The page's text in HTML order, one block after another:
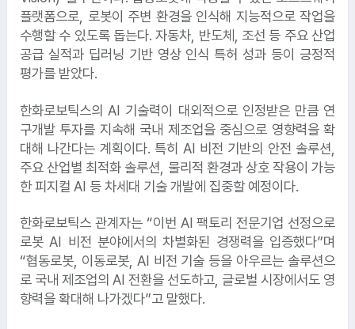
플랫폼으로, 로봇이 주변 환경을 인식해 지능적으로 작업을
수행할 수 있도록 돕는다. 자동차, 반도체, 조선 등 주요 산업
공급 실적과 딥러닝 기반 영상 인식 특허 성과 등이 긍정적
평가를 받았다.
한화로보틱스의 AI 기술력이 대외적으로 인정받은 만큼 연
구개발 투자를 지속해 국내 제조업을 중심으로 영향력을 확
대해 나간다는 계획이다. 특히 AI 비전 기반의 안전 솔루션,
주요 산업별 최적화 솔루션, 물리적 환경과 상호 작용이 가능
한 피지컬 AI 등 차세대 기술 개발에 집중할 예정이다.
한화로보틱스 관계자는 “이번 AI 팩토리 전문기업 선정으로
로봇 AI 비전 분야에서의 차별화된 경쟁력을 입증했다”며
“협동로봇, 이동로봇, AI 비전 기술 등을 아우르는 솔루션으
로 국내 제조업의 AI 전환을 선도하고, 글로벌 시장에서도 영
향력을 확대해 나가겠다”고 말했다.
4.펄어비스
3.요진건설
1.위메이드
2.여신금융협회